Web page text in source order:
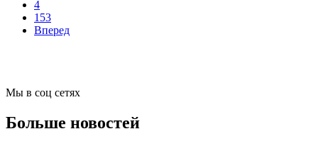
4
153
Вперед
Мы в соц сетях
Больше новостей